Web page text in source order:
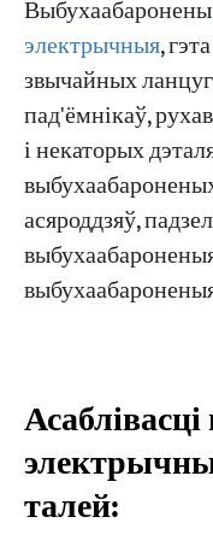
Праекты
Блогі
Выбухаабаронены
электрычныя,
звычайных
пад'ёмнікаў,
і некаторых
асяроддзяў,
талей: